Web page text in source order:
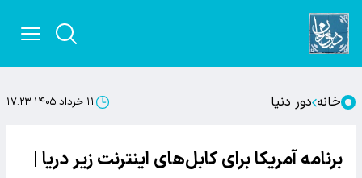
خانه دور دنیا ۱۱ خرداد ۱۴۰۵ ۱۷:۲۳
برنامه آمریکا برای کابل‌های اینترنت زیر دریا |